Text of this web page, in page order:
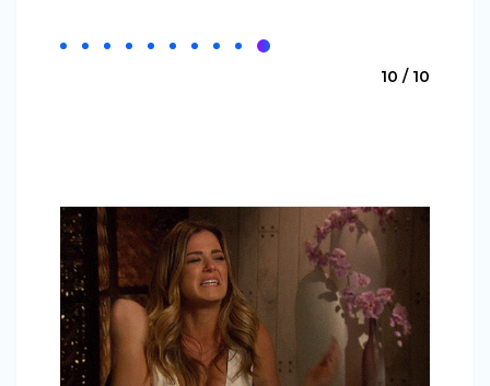
10 / 10